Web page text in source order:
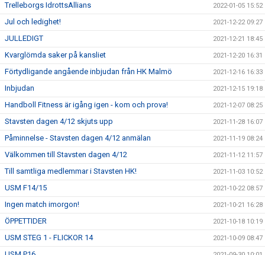
Trelleborgs IdrottsAllians 2022-01-05 15:52
Jul och ledighet! 2021-12-22 09:27
JULLEDIGT 2021-12-21 18:45
Kvarglömda saker på kansliet 2021-12-20 16:31
Förtydligande angående inbjudan från HK Malmö 2021-12-16 16:33
Inbjudan 2021-12-15 19:18
Handboll Fitness är igång igen - kom och prova! 2021-12-07 08:25
Stavsten dagen 4/12 skjuts upp 2021-11-28 16:07
Påminnelse - Stavsten dagen 4/12 anmälan 2021-11-19 08:24
Välkommen till Stavsten dagen 4/12 2021-11-12 11:57
Till samtliga medlemmar i Stavsten HK! 2021-11-03 10:52
USM F14/15 2021-10-22 08:57
Ingen match imorgon! 2021-10-21 16:28
ÖPPETTIDER 2021-10-18 10:19
USM STEG 1 - FLICKOR 14 2021-10-09 08:47